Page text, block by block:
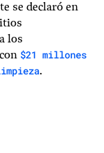
se declaró en
los
$21 millones
.